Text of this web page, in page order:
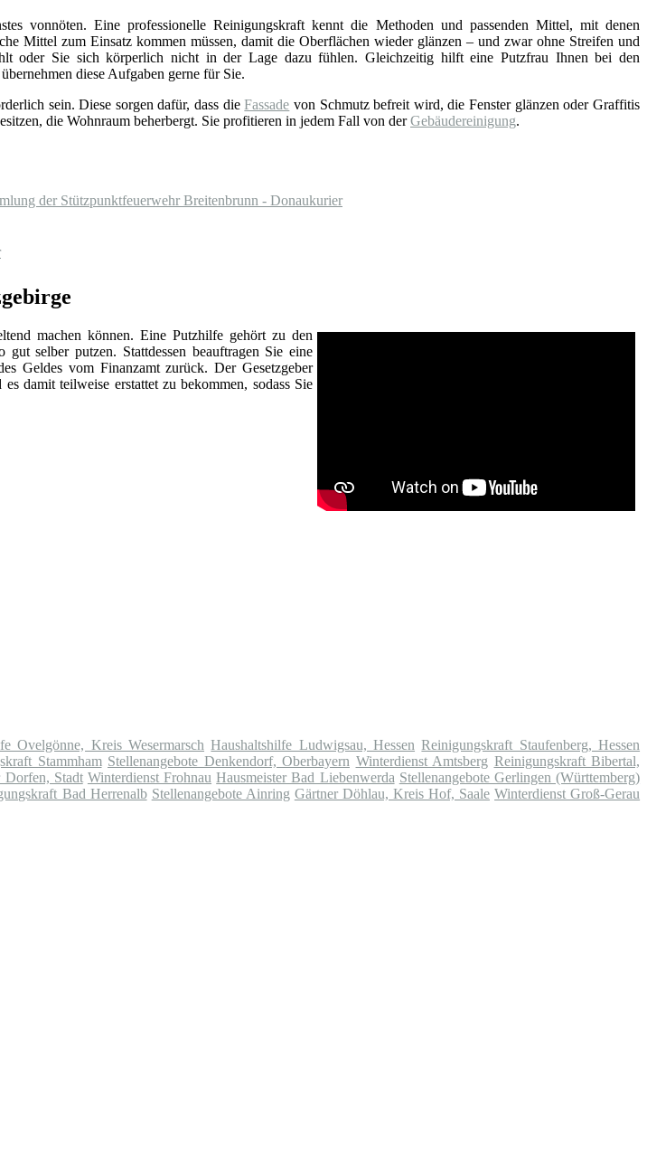
vonnöten. Eine professionelle Reinigungskraft kennt die Methoden und passenden Mittel, mit denen
Mittel zum Einsatz kommen müssen, damit die Oberflächen wieder glänzen – und zwar ohne Streifen und
oder Sie sich körperlich nicht in der Lage dazu fühlen. Gleichzeitig hilft eine Putzfrau Ihnen bei den
diese Aufgaben gerne für Sie.
sein. Diese sorgen dafür, dass dieFassade von Schmutz befreit wird, die Fenster glänzen oder Graffitis
die Wohnraum beherbergt. Sie profitieren in jedem Fall von derGebäudereinigung.
der Stützpunktfeuerwehr Breitenbrunn - Donaukurier
machen können. Eine Putzhilfe gehört zu den
selber putzen. Stattdessen beauftragen Sie eine
Geldes vom Finanzamt zurück. Der Gesetzgeber
damit teilweise erstattet zu bekommen, sodass Sie
Ovelgönne, Kreis Wesermarsch Haushaltshilfe Ludwigsau, Hessen Reinigungskraft Staufenberg, Hessen
Stammham Stellenangebote Denkendorf, Oberbayern Winterdienst Amtsberg Reinigungskraft Bibertal,
Dorfen, Stadt Winterdienst Frohnau Hausmeister Bad Liebenwerda Stellenangebote Gerlingen (Württemberg)
Bad Herrenalb Stellenangebote Ainring Gärtner Döhlau, Kreis Hof, Saale Winterdienst Groß-Gerau